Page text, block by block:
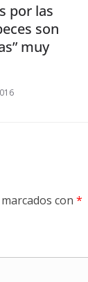
por las
son
muy
con *